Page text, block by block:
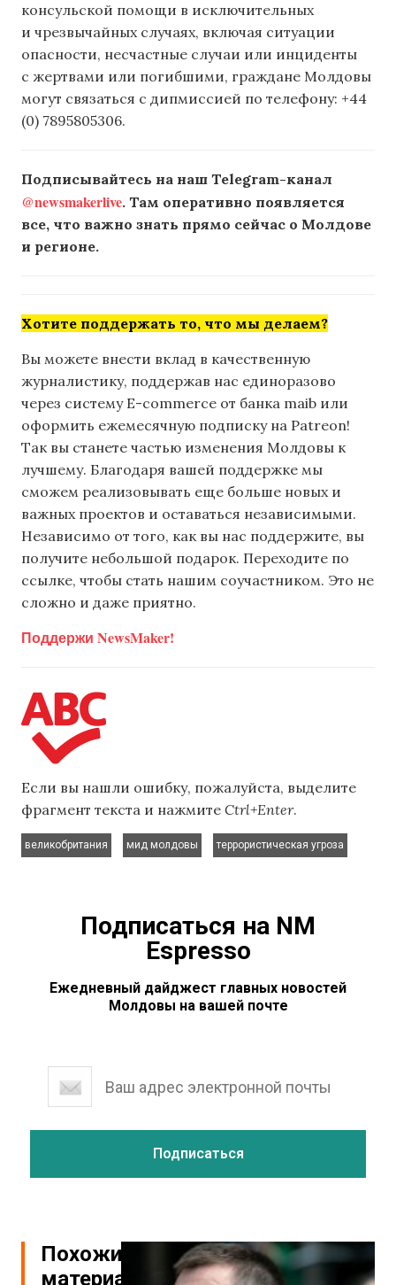
консульской помощи в исключительных
и чрезвычайных случаях, включая ситуации
опасности, несчастные случаи или инциденты
с жертвами или погибшими, граждане Молдовы
могут связаться с дипмиссией по телефону: +44
(0) 7895805306.
Подписывайтесь на наш Telegram-канал
@newsmakerlive. Там оперативно появляется
все, что важно знать прямо сейчас о Молдове
и регионе.
Хотите поддержать то, что мы делаем?
Вы можете внести вклад в качественную
журналистику, поддержав нас единоразово
через систему E-commerce от банка maib или
оформить ежемесячную подписку на Patreon!
Так вы станете частью изменения Молдовы к
лучшему. Благодаря вашей поддержке мы
сможем реализовывать еще больше новых и
важных проектов и оставаться независимыми.
Независимо от того, как вы нас поддержите, вы
получите небольшой подарок. Переходите по
ссылке, чтобы стать нашим соучастником. Это не
сложно и даже приятно.
Поддержи NewsMaker!
Если вы нашли ошибку, пожалуйста, выделите
фрагмент текста и нажмите Ctrl+Enter.
великобритания
мид молдовы
террористическая угроза
Подписаться на NM
Espresso
Ежедневный дайджест главных новостей
Молдовы на вашей почте
Похожие
материалы